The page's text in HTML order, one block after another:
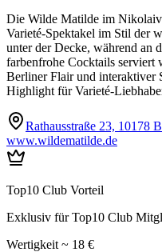
Die Wilde Matilde im
Varieté-Spektakel im Stil der
unter der Decke, während an
farbenfrohe Cocktails serviert
Berliner Flair und interaktiver
Highlight für Varieté-
Rathausstraße 23, 10178
www.wildematilde.de
Top10 Club Vorteil
Exklusiv für Top10 Club
Wertigkeit ~ 18 €